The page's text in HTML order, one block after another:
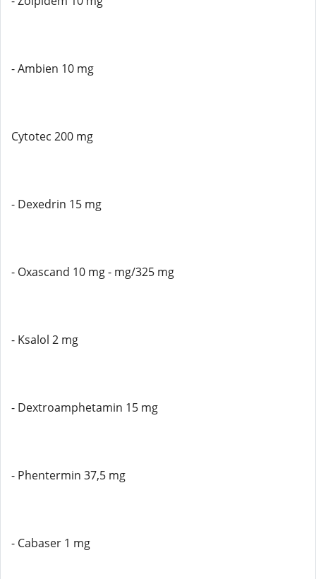
- Ambien 10 mg
Cytotec 200 mg
- Dexedrin 15 mg
- Oxascand 10 mg - mg/325 mg
- Ksalol 2 mg
- Dextroamphetamin 15 mg
- Phentermin 37,5 mg
- Cabaser 1 mg